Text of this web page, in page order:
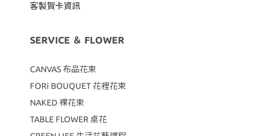
客製賀卡資訊
SERVICE ＆ FLOWER
CANVAS布品花束
FORi BOUQUET 花裡花束
NAKED 裸花束
TABLE FLOWER 桌花